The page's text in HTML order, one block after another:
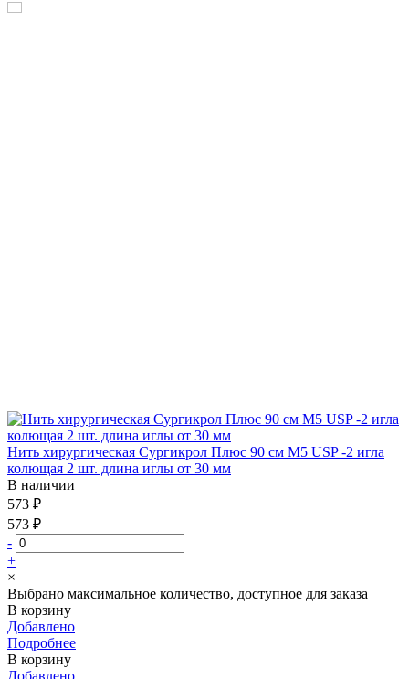
Нить хирургическая Сургикрол Плюс 90 см М5 USP -2 игла
колющая 2 шт. длина иглы от 30 мм
В наличии
573 ₽
573 ₽
-
+
×
Выбрано максимальное количество, доступное для заказа
В корзину
Добавлено
Подробнее
В корзину
Добавлено